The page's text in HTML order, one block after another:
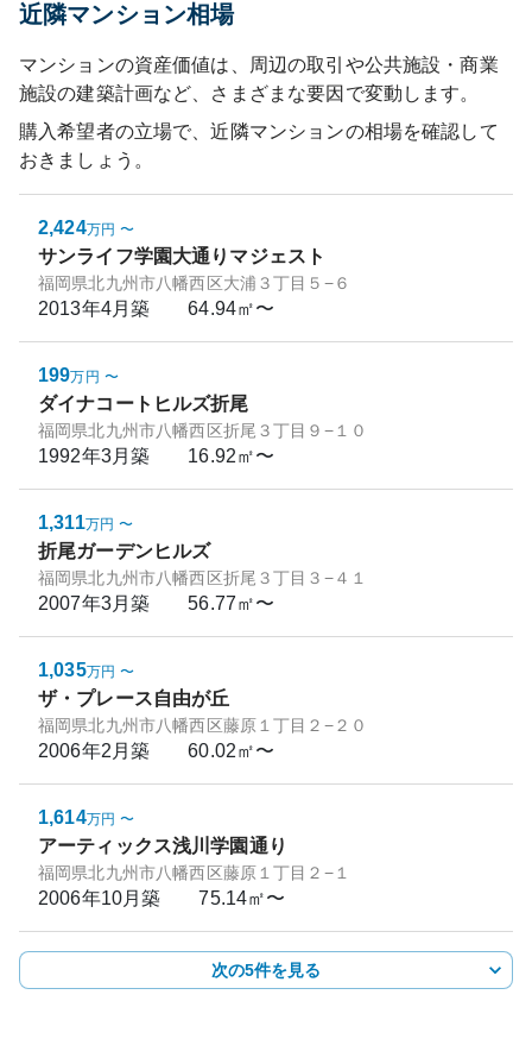
近隣マンション相場
マンションの資産価値は、周辺の取引や公共施設・商業
施設の建築計画など、さまざまな要因で変動します。
購入希望者の立場で、近隣マンションの相場を確認して
おきましょう。
2,424万円 〜
サンライフ学園大通りマジェスト
福岡県北九州市八幡西区大浦３丁目５−６
2013年4月築 64.94㎡〜
199万円 〜
ダイナコートヒルズ折尾
福岡県北九州市八幡西区折尾３丁目９−１０
1992年3月築 16.92㎡〜
1,311万円 〜
折尾ガーデンヒルズ
福岡県北九州市八幡西区折尾３丁目３−４１
2007年3月築 56.77㎡〜
1,035万円 〜
ザ・プレース自由が丘
福岡県北九州市八幡西区藤原１丁目２−２０
2006年2月築 60.02㎡〜
1,614万円 〜
アーティックス浅川学園通り
福岡県北九州市八幡西区藤原１丁目２−１
2006年10月築 75.14㎡〜
次の5件を見る